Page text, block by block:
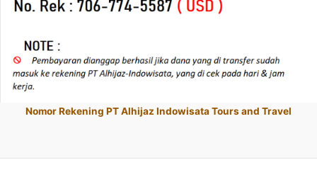
Nomor Rekening PT Alhijaz Indowisata Tours and Travel